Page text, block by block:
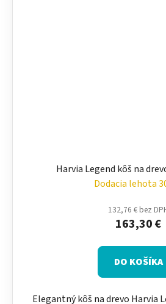
Harvia Legend kôš na
Dodacia lehota
132,76 € bez
163,30 €
DO KOŠÍKA
Elegantný kôš na drevo Harvia